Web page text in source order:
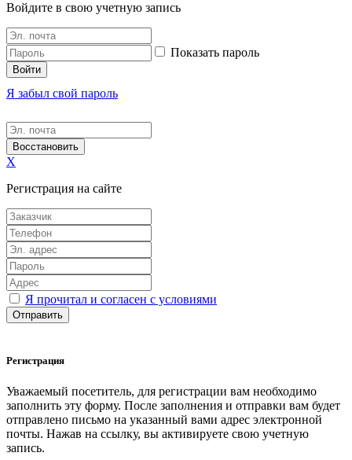
Войдите в свою учетную запись
Показать пароль
Войти
Я забыл свой пароль
Восстановить
X
Регистрация на сайте
Я прочитал и согласен с условиями
Отправить
Регистрация
Уважаемый посетитель, для регистрации вам необходимо
заполнить эту форму. После заполнения и отправки вам будет
отправлено письмо на указанный вами адрес электронной
почты. Нажав на ссылку, вы активируете свою учетную
запись.